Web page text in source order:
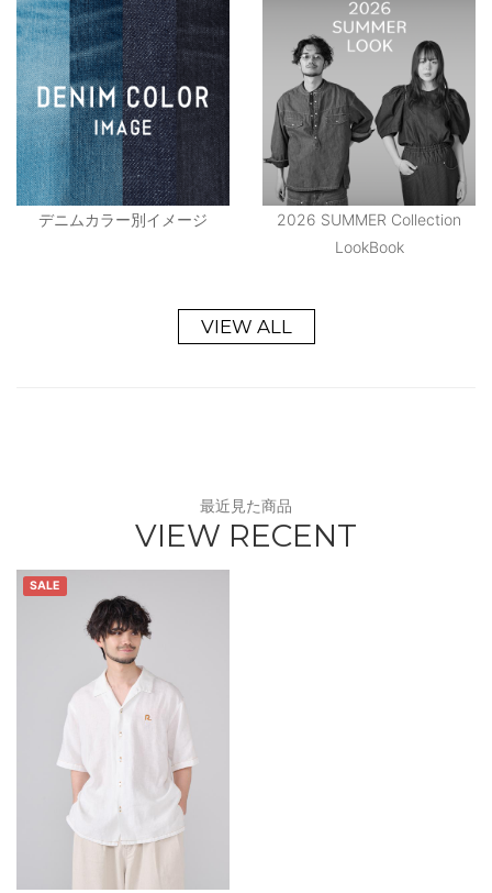
デニムカラー別イメージ
2026 SUMMER Collection
LookBook
VIEW ALL
最近見た商品
VIEW RECENT
SALE